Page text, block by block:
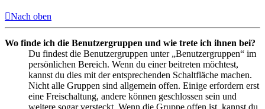
Nach oben
Wo finde ich die Benutzergruppen und wie trete ich ihnen bei?
Du findest die Benutzergruppen unter „Benutzergruppen“ im
persönlichen Bereich. Wenn du einer beitreten möchtest,
kannst du dies mit der entsprechenden Schaltfläche machen.
Nicht alle Gruppen sind allgemein offen. Einige erfordern erst
eine Freischaltung, andere können geschlossen sein und
weitere sogar versteckt. Wenn die Gruppe offen ist, kannst du